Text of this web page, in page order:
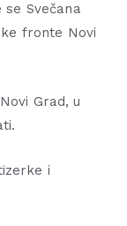
se Svečana
fronte Novi
Grad, u
i